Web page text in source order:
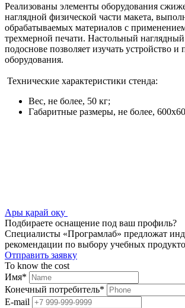
Реализованы элементы оборудования
наглядной физической части макета,
обрабатываемых материалов с
трехмерной печати. Настольный
подоснове позволяет изучать устройство
оборудования.
Технические характеристики стенда:
Вес, не более, 50 кг;
Габаритные размеры, не более,
Ары қарай оқу
Подбираете оснащение под ваш профиль?
Специалисты «Програмлаб» предложат
рекомендации по выбору учебных
Отправить заявку
To know the cost
Имя*
Конечный потребитель*
E-mail